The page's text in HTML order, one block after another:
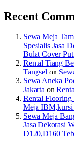
Recent
Sewa Meja
Spesialis Jasa
Bulat Cover
Rental Tiang
Tangsel on
Sewa Aneka
Jakarta on
Rental
Meja IBM,kursi
Sewa Meja
Jasa Dekorasi
D120,D160